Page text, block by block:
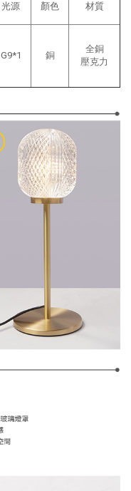
光源 顏色 材質
G9*1 銅
全銅
壓克力